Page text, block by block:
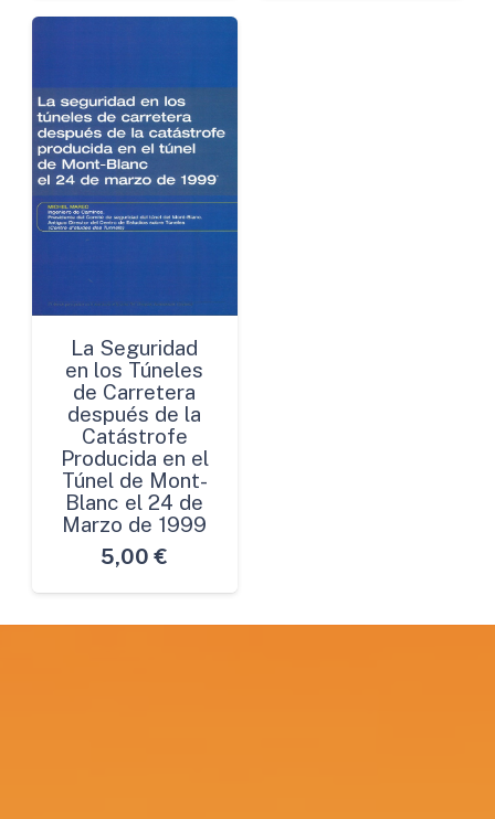
La Seguridad
en los Túneles
de Carretera
después de la
Catástrofe
Producida en el
Túnel de Mont-
Blanc el 24 de
Marzo de 1999
5,00 €